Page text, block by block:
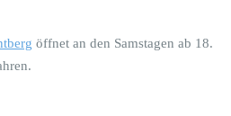
e
öffnet an den Samstagen ab 18.